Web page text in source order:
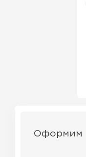
Оформим